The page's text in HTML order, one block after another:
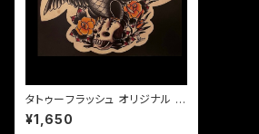
タトゥーフラッシュ オリジナル A
4 ラッドメイク TATTOO FLAS
H No.10
¥1,650